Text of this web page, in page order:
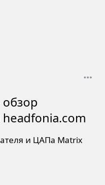
headfonia.com
и ЦАПа Matrix